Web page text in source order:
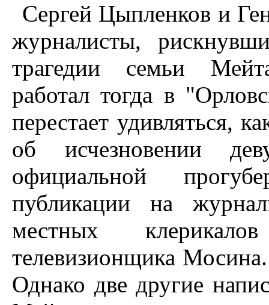
Сергей Цыпленков и
журналисты,
трагедии семьи
работал тогда в
перестает удивляться,
об исчезновении
официальной
публикации на
местных
телевизионщика
Однако две другие